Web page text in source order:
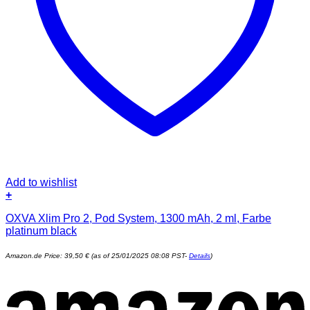
Add to wishlist
+
OXVA Xlim Pro 2, Pod System, 1300 mAh, 2 ml, Farbe
platinum black
Amazon.de Price: 39,50 € (as of 25/01/2025 08:08 PST- Details)